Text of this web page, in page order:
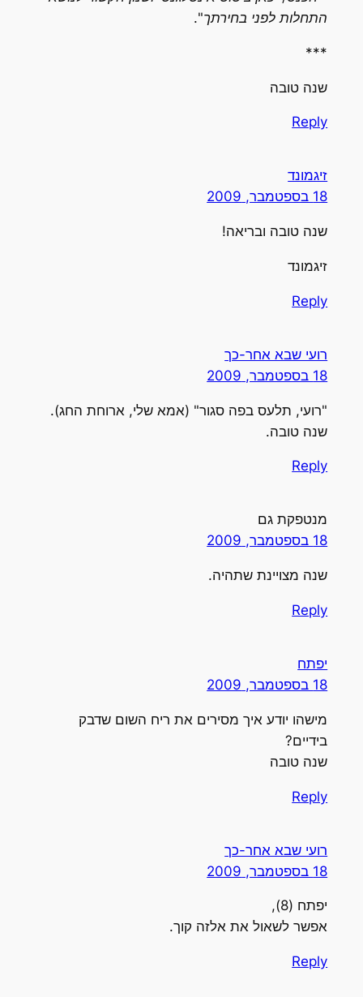
התחלות לפני בחירתך".
***
שנה טובה
Reply
זיגמונד
18 בספטמבר, 2009
שנה טובה ובריאה!
זיגמונד
Reply
רועי שבא אחר-כך
18 בספטמבר, 2009
"רועי, תלעס בפה סגור" (אמא שלי, ארוחת החג).
שנה טובה.
Reply
מנטפקת גם
18 בספטמבר, 2009
שנה מצויינת שתהיה.
Reply
יפתח
18 בספטמבר, 2009
מישהו יודע איך מסירים את ריח השום שדבק
בידיים?
שנה טובה
Reply
רועי שבא אחר-כך
18 בספטמבר, 2009
יפתח (8),
אפשר לשאול את אלזה קוך.
Reply